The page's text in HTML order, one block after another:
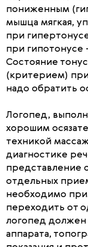
пониженным
мышца мягкая,
при
при гипотонусе
Состояние
(критерием)
надо обратить
Логопед,
хорошим
техникой
диагностике
представление
отдельных
необходимо
переходить от
логопед должен
аппарата,